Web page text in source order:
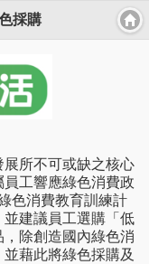
採購
所不可或缺之核心
工響應綠色消費政
色消費教育訓練計
建議員工選購「低
除創造國內綠色消
藉此將綠色採購及